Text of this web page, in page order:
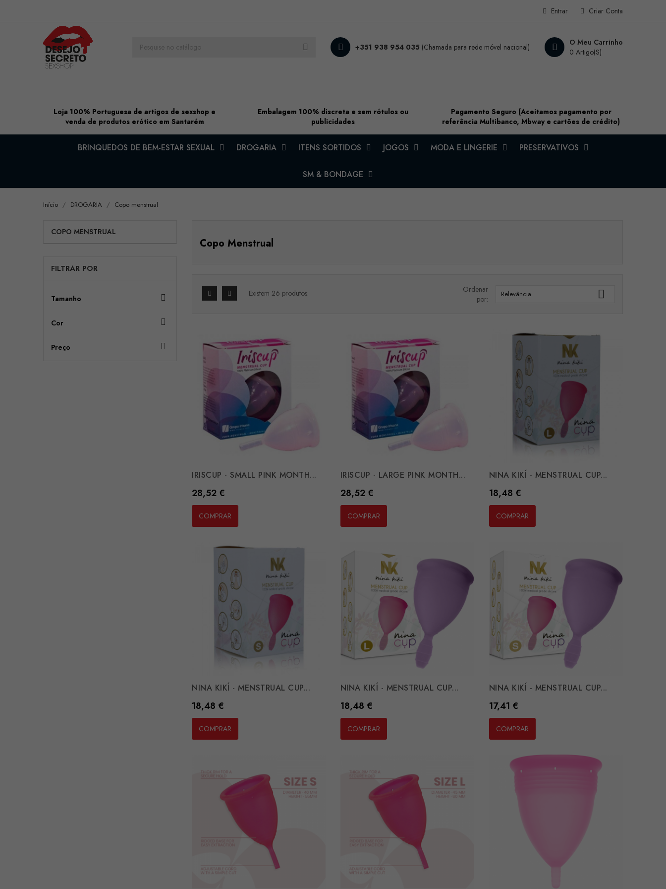
Criar Conta
Entrar
O Meu Carrinho
0 Artigo(s)
+351 938 954 035 (Chamada para rede móvel nacional)
Loja 100% Portuguesa de artigos de sexshop e
venda de produtos erótico em Santarém
Embalagem 100% discreta e sem rótulos ou
publicidades
Pagamento Seguro (Aceitamos pagamento por
referência Multibanco, Mbway e cartões de crédito)
BRINQUEDOS DE BEM-ESTAR SEXUAL DROGARIA ITENS SORTIDOS JOGOS MODA E LINGERIE PRESERVATIVOS
SM & BONDAGE
Início DROGARIA Copo menstrual
COPO MENSTRUAL
FILTRAR POR
Tamanho 
Cor 
Preço 
Copo Menstrual
Existem 26 produtos.
Ordenar
por:
Relevância 
IRISCUP - SMALL PINK MONTH...
Preço
28,52 €
COMPRAR
IRISCUP - LARGE PINK MONTH...
Preço
28,52 €
COMPRAR
NINA KIKÍ - MENSTRUAL CUP...
Preço
18,48 €
COMPRAR
NINA KIKÍ - MENSTRUAL CUP...
Preço
18,48 €
COMPRAR
NINA KIKÍ - MENSTRUAL CUP...
Preço
18,48 €
COMPRAR
NINA KIKÍ - MENSTRUAL CUP...
Preço
17,41 €
COMPRAR